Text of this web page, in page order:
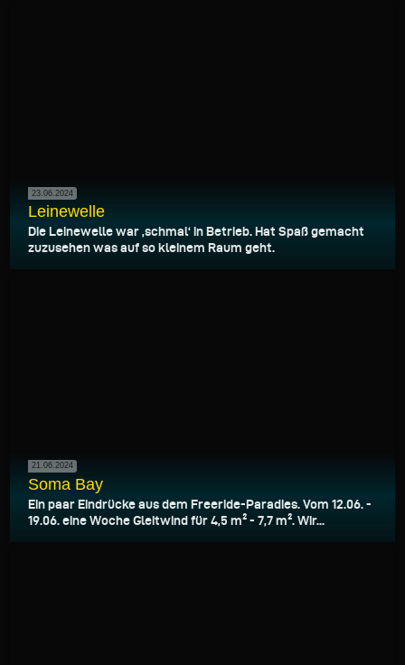
23.06.2024
Leinewelle
Die Leinewelle war ‚schmal‘ in Betrieb. Hat Spaß gemacht
zuzusehen was auf so kleinem Raum geht.
21.06.2024
Soma Bay
Ein paar Eindrücke aus dem Freeride-Paradies. Vom 12.06. -
19.06. eine Woche Gleitwind für 4,5 m² - 7,7 m². Wir...